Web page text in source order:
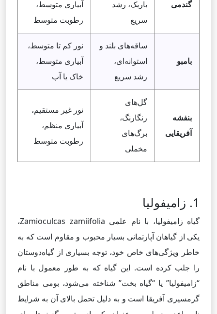
گندمی
باریک، رشد
سریع
آبیاری متوسط،
رطوبت متوسط
بامبو
ساقه‌های بلند و
استوانه‌ای،
رشد سریع
نور کم تا متوسط،
آبیاری متوسط،
خاک یا آب
بنفشه
آفریقایی
گل‌های
رنگارنگ،
برگ‌های
مخملی
نور غیر مستقیم،
آبیاری منظم،
رطوبت متوسط
1. زامیفولیا
گیاه زامیفولیا، با نام علمی Zamioculcas zamiifolia،
یکی از گیاهان آپارتمانی بسیار محبوب و مقاوم است که به
خاطر ویژگی‌های خاص خود، توجه بسیاری از گیاه‌دوستان
را جلب کرده است. این گیاه که به طور معمول با نام
“زامیفولیا” یا “گیاه بخت” شناخته می‌شود، بومی مناطق
گرمسیری آفریقا است و به دلیل تحمل بالای آن به شرایط